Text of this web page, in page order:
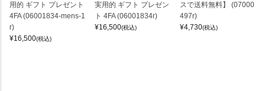
用的 ギフト プレゼント
4FA (06001834-mens-1
r)
¥16,500(税込)
実用的 ギフト プレゼン
ト 4FA (06001834r)
¥16,500(税込)
スで送料無料】 (07000
497r)
¥4,730(税込)